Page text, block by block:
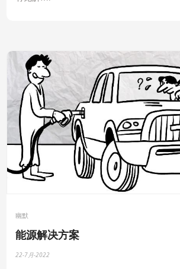
幽默
能源解决方案
22-7月-2022